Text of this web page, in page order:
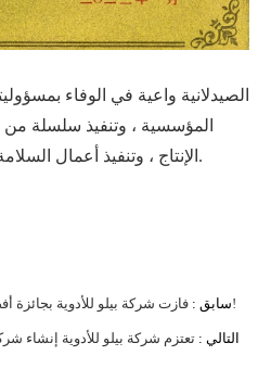
المؤسسية ، وتنفيذ سلسلة
الإنتاج ، وتنفيذ أعمال السلامة بنشاط لمنع وقوع الحوادث.
سابق :فازت شركة بيلو للأدوية بجائزة أفضل مؤسسة في الصين لعام 2022!
التالي : تعتزم شركة بيلو للأدوية إنشاء